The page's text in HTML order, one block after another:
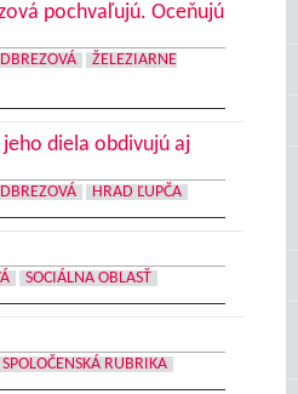
pochvaľujú. Oceňujú
ŽELEZIARNE
jeho diela obdivujú aj
HRAD ĽUPČA
SOCIÁLNA OBLASŤ
SPOLOČENSKÁ RUBRIKA